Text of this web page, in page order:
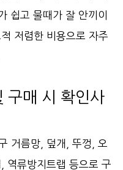
쉽고 물때가 잘 안끼이
저렴한 비용으로 자주
구매 시 확인사
거름망, 덮개, 뚜껑, 오
역류방지트랩 등으로 구